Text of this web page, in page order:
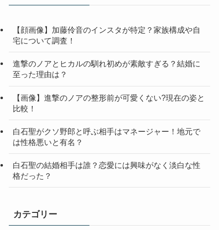
【顔画像】加藤伶音のインスタが特定？家族構成や自
宅について調査！
進撃のノアとヒカルの馴れ初めが素敵すぎる？結婚に
至った理由は？
【画像】進撃のノアの整形前が可愛くない?現在の姿と
比較！
白石聖がクソ野郎と呼ぶ相手はマネージャー！地元で
は性格悪いと有名？
白石聖の結婚相手は誰？恋愛には興味がなく淡白な性
格だった？
カテゴリー